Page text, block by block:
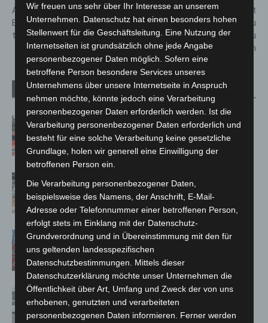
Allgemeinverfügung zur
Bewässerungs-Einschränkung
tritt in Kraft
Mann versucht mit
Eisenstange unbekannte Frau
in Hannover-Südstadt zu
schlagen
Verwandte Artikel Mehr vom Autor
Kellerbrand in Hannover-Vinnhorst
schnell gelöscht
Kunst trifft Weingenuss: Barbara-
Susann Mehring zeigt ihre Werke im
Jacques’ Wein-Depot Isernhagen
A2: Zweite Turbobaustelle startet
zwischen Hannover-West und
Bothfeld
Niedersachsen: Feuerwehrkräfte
kehren nach Waldbrandeinsatz aus
Wir freuen uns sehr über Ihr Interesse an unserem
Unternehmen. Datenschutz hat einen besonders hohen
Stellenwert für die Geschäftsleitung. Eine Nutzung der
Internetseiten ist grundsätzlich ohne jede Angabe
personenbezogener Daten möglich. Sofern eine
betroffene Person besondere Services unseres
Unternehmens über unsere Internetseite in Anspruch
nehmen möchte, könnte jedoch eine Verarbeitung
personenbezogener Daten erforderlich werden. Ist die
Verarbeitung personenbezogener Daten erforderlich und
besteht für eine solche Verarbeitung keine gesetzliche
Grundlage, holen wir generell eine Einwilligung der
betroffenen Person ein.
Die Verarbeitung personenbezogener Daten,
beispielsweise des Namens, der Anschrift, E-Mail-
Adresse oder Telefonnummer einer betroffenen Person,
erfolgt stets im Einklang mit der Datenschutz-
Grundverordnung und in Übereinstimmung mit den für
uns geltenden landesspezifischen
Datenschutzbestimmungen. Mittels dieser
Datenschutzerklärung möchte unser Unternehmen die
Öffentlichkeit über Art, Umfang und Zweck der von uns
erhobenen, genutzten und verarbeiteten
personenbezogenen Daten informieren. Ferner werden